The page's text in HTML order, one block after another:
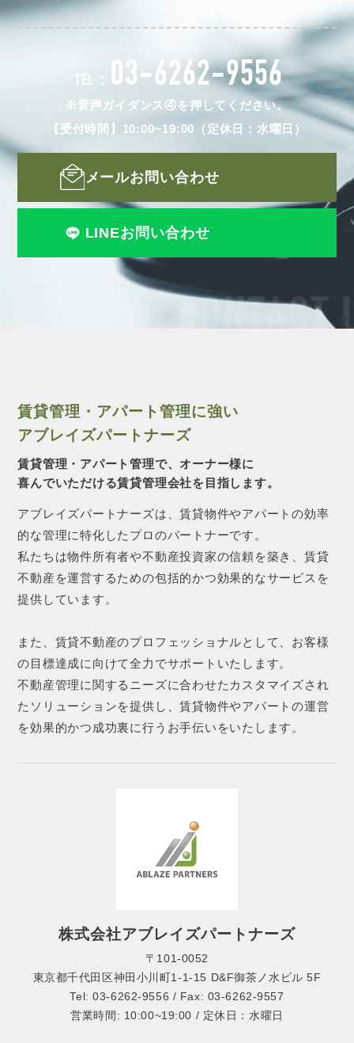
CONTACT
TEL： 03-6262-9556
※音声ガイダンス④を押してください。
【受付時間】10:00~19:00（定休日：水曜日）
メールお問い合わせ
LINEお問い合わせ
賃貸管理・アパート管理に強い
アブレイズパートナーズ
賃貸管理・アパート管理で、オーナー様に
喜んでいただける賃貸管理会社を目指します。
アブレイズパートナーズは、賃貸物件やアパートの効率
的な管理に特化したプロのパートナーです。
私たちは物件所有者や不動産投資家の信頼を築き、賃貸
不動産を運営するための包括的かつ効果的なサービスを
提供しています。
また、賃貸不動産のプロフェッショナルとして、お客様
の目標達成に向けて全力でサポートいたします。
不動産管理に関するニーズに合わせたカスタマイズされ
たソリューションを提供し、賃貸物件やアパートの運営
を効果的かつ成功裏に行うお手伝いをいたします。
株式会社アブレイズパートナーズ
〒101-0052
東京都千代田区神田小川町1-1-15 D&F御茶ノ水ビル 5F
Tel: 03-6262-9556 / Fax: 03-6262-9557
営業時間: 10:00~19:00 / 定休日：水曜日